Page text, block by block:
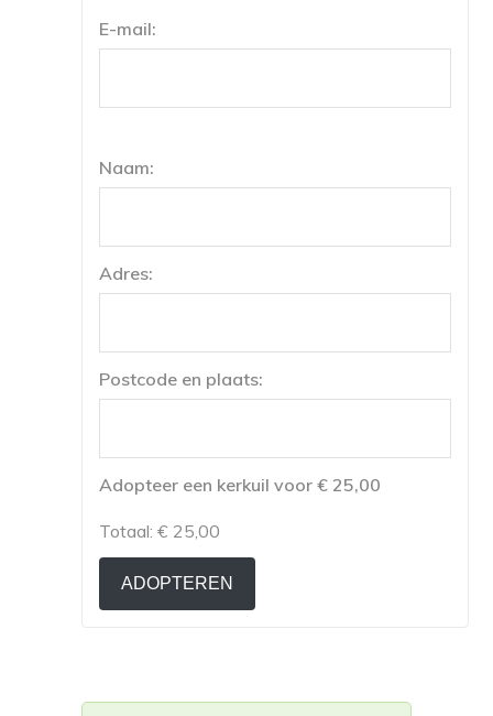
E-mail:
Naam:
Adres:
Postcode en plaats:
Adopteer een kerkuil voor € 25,00
Totaal: € 25,00
ADOPTEREN